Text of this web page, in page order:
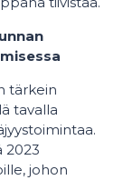
tärkein
tavalla
2023
johon